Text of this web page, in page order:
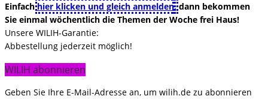
Einfachhier klicken und gleich anmelden,dann bekommen
Sie einmal wöchentlich die Themen der Woche frei Haus!
Unsere WILIH-Garantie:
Abbestellung jederzeit möglich!
WILIH abonnieren
Geben Sie Ihre E-Mail-Adresse an, um wilih.de zu abonnieren